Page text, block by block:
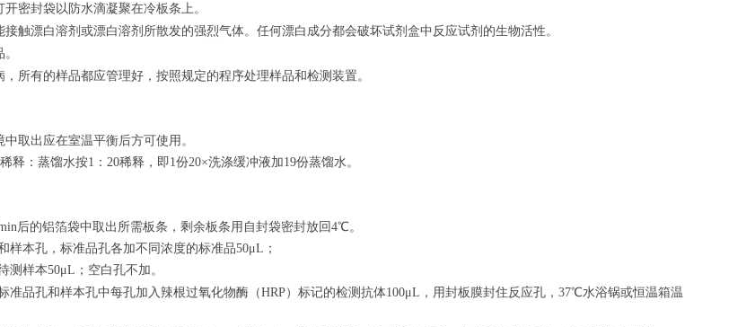
密封袋以防水滴凝聚在冷板条上。
接触漂白溶剂或漂白溶剂所散发的强烈气体。任何漂白成分都会破坏试剂盒中反应试剂的生物活性。
所有的样品都应管理好，按照规定的程序处理样品和检测装置。
取出应在室温平衡后方可使用。
释：蒸馏水按1：20稀释，即1份20×洗涤缓冲液加19份蒸馏水。
后的铝箔袋中取出所需板条，剩余板条用自封袋密封放回4℃。
样本孔，标准品孔各加不同浓度的标准品50μL；
测样本50μL；空白孔不加。
准品孔和样本孔中每孔加入辣根过氧化物酶（HRP）标记的检测抗体100μL，用封板膜封住反应孔，37℃水浴锅或恒温箱温